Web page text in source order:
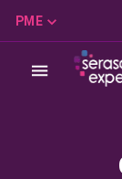
PME